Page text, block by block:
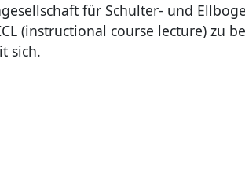
für Schulter- und
(instructional course lecture) zu
sich.